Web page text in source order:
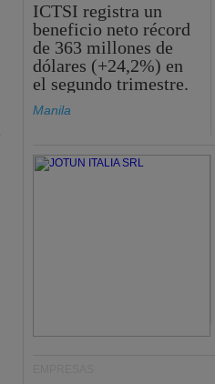
ICTSI registra un
beneficio neto récord
de 363 millones de
dólares (+24,2%) en
el segundo trimestre.
Manila